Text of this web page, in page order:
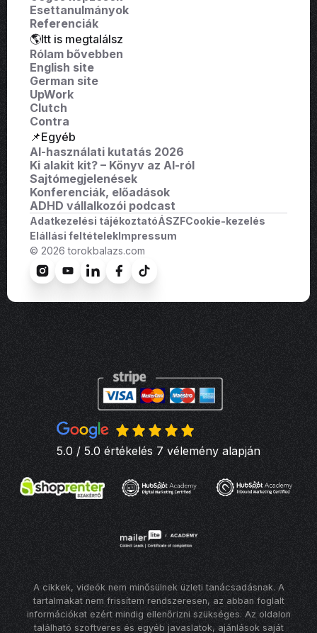
Esettanulmányok
Referenciák
🌎Itt is megtalálsz
Rólam bővebben
English site
German site
UpWork
Clutch
Contra
📌Egyéb
AI-használati kutatás 2026
Ki alakit kit? – Könyv az AI-ról
Sajtómegjelenések
Konferenciák, előadások
ADHD vállalkozói podcast
Adatkezelési tájékoztatóÁSZFCookie-kezelés
Elállási feltételekImpressum
© 2026 torokbalazs.com
5.0 / 5.0 értékelés 7 vélemény alapján
A cikkek, videók nem minősülnek üzleti tanácsadásnak. A
tartalmakat nem frissítem rendszeresen, az abban foglalt
információkat ezért mindig ellenőrizni szükséges. Az oldalon
található szoftveres és egyéb javaslatok, ajánlások saját